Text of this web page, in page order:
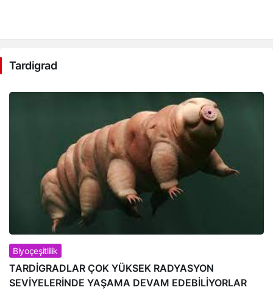
Tardigrad
Biyoçeşitlilik
TARDİGRADLAR ÇOK YÜKSEK RADYASYON
SEVİYELERİNDE YAŞAMA DEVAM EDEBİLİYORLAR